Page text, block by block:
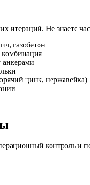
итераций. Не знаете
газобетон
комбинация
анкерами
цинк, нержавейка)
контроль и